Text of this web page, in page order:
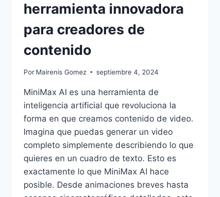
herramienta innovadora
para creadores de
contenido
Por Mairenis Gomez septiembre 4, 2024
MiniMax AI es una herramienta de
inteligencia artificial que revoluciona la
forma en que creamos contenido de video.
Imagina que puedas generar un video
completo simplemente describiendo lo que
quieres en un cuadro de texto. Esto es
exactamente lo que MiniMax AI hace
posible. Desde animaciones breves hasta